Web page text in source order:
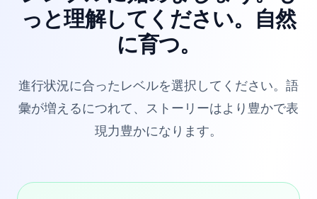
っと理解してください。自然
に育つ。
進行状況に合ったレベルを選択してください。語
彙が増えるにつれて、ストーリーはより豊かで表
現力豊かになります。